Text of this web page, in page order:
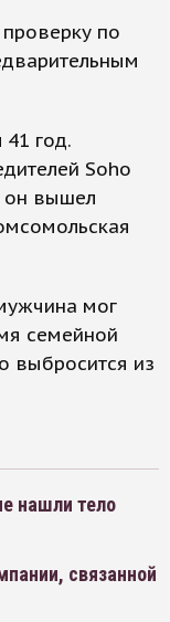
по
год.
Soho
он вышел
мог
семейной
выбросится из
нашли тело
связанной